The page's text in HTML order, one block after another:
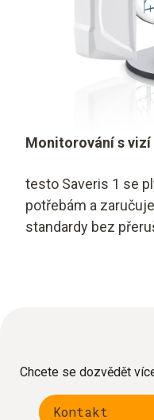
Monitorování s vizí
testo Saveris 1 se
potřebám a
standardy bez
Chcete se dozvědět
Kontakt